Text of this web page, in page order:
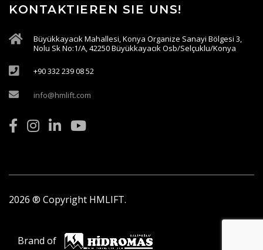
KONTAKTIEREN SIE UNS!
Büyükkayacık Mahallesi, Konya Organize Sanayi Bölgesi 3,
Nolu Sk No:1/A, 42250 Büyükkayacık Osb/Selçuklu/Konya
+90 332 239 08 52
info@hmlift.com
2026 ® Copyright HMLIFT.
Brand of